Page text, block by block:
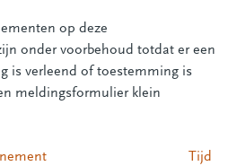
op deze
onder voorbehoud totdat er een
is verleend of toestemming is
meldingsformulier klein
Tijd